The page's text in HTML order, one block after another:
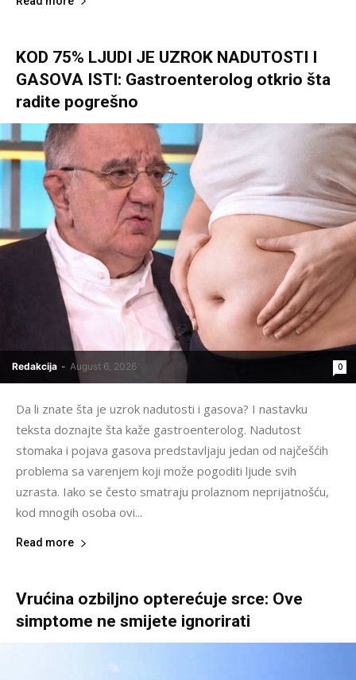
KOD 75% LJUDI JE UZROK NADUTOSTI I
GASOVA ISTI: Gastroenterolog otkrio šta
radite pogrešno
Redakcija - August 6, 2026 0
Da li znate šta je uzrok nadutosti i gasova? I nastavku
teksta doznajte šta kaže gastroenterolog. Nadutost
stomaka i pojava gasova predstavljaju jedan od najčešćih
problema sa varenjem koji može pogoditi ljude svih
uzrasta. Iako se često smatraju prolaznom neprijatnošću,
kod mnogih osoba ovi...
Read more
Vrućina ozbiljno opterećuje srce: Ove
simptome ne smijete ignorirati